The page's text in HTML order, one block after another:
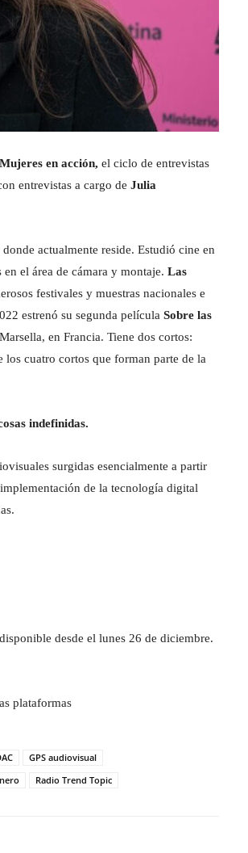
en acción, el ciclo de entrevistas
entrevistas a cargo de Julia
actualmente reside. Estudió cine en
el área de cámara y montaje. Las
festivales y muestras nacionales e
estrenó su segunda película Sobre las
en Francia. Tiene dos cortos:
los cuatro cortos que forman parte de la
indefinidas.
surgidas esencialmente a partir
de la tecnología digital
desde el lunes 26 de diciembre.
plataformas
GPS audiovisual
Radio Trend Topic